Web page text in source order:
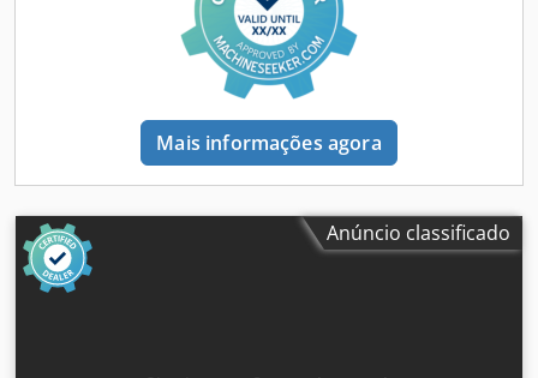
Mais informações agora
Anúncio classificado